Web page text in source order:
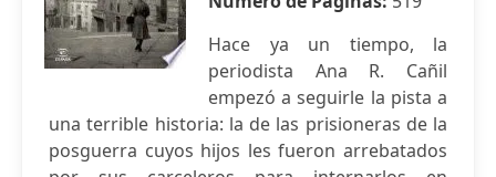
Hace ya un tiempo, la
periodista Ana R. Cañil
empezó a seguirle la pista a
una terrible historia: la de las prisioneras de la
posguerra cuyos hijos les fueron arrebatados